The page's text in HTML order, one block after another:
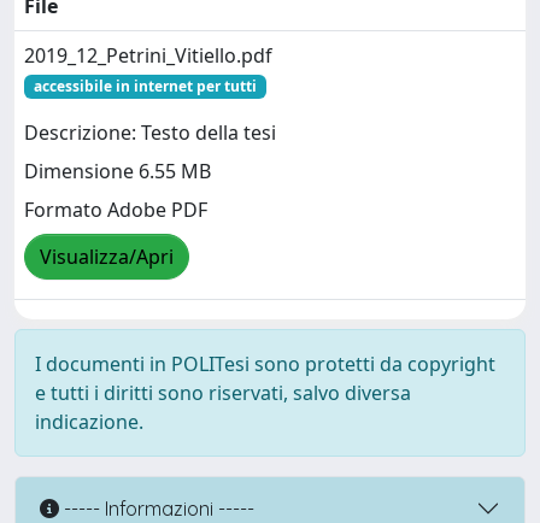
File
2019_12_Petrini_Vitiello.pdf
accessibile in internet per tutti
Descrizione: Testo della tesi
Dimensione 6.55 MB
Formato Adobe PDF
Visualizza/Apri
I documenti in POLITesi sono protetti da copyright
e tutti i diritti sono riservati, salvo diversa
indicazione.
----- Informazioni -----